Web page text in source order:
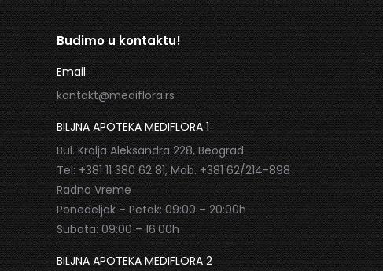
Budimo u kontaktu!
Email
kontakt@mediflora.rs
BILJNA APOTEKA MEDIFLORA 1
Bul. Kralja Aleksandra 228, Beograd
Tel: +381 11 380 62 81, Mob. +381 62/214-898
Radno Vreme
Ponedeljak – Petak: 09:00 – 20:00h
Subota: 09:00 – 16:00h
BILJNA APOTEKA MEDIFLORA 2